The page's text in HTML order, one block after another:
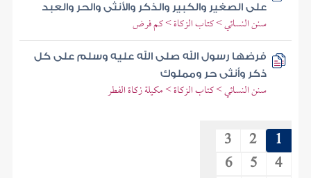
على الصغير والكبير والذكر والأنثى والحر والعبد
سنن النسائي > كتاب الزكاة > كم فرض
فرضها رسول الله صلى الله عليه وسلم على كل
ذكر وأنثى حر ومملوك
سنن النسائي > كتاب الزكاة > مكيلة زكاة الفطر
1
2
3
4
5
6